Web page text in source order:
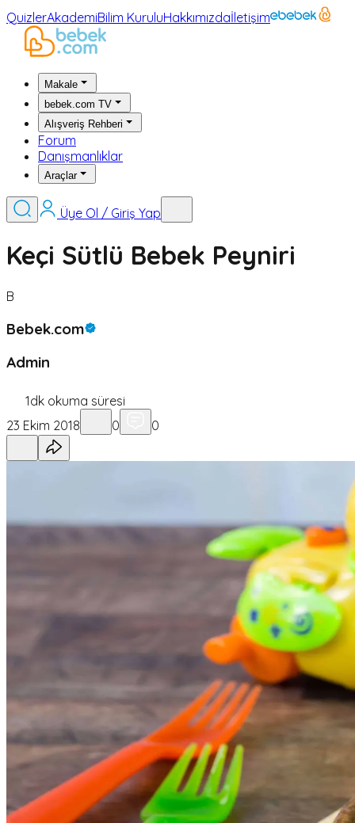
QuizlerAkademiBilim KuruluHakkımızdaİletişim
Makale
bebek.com TV
Alışveriş Rehberi
Forum
Danışmanlıklar
Araçlar
Üye Ol / Giriş Yap
Keçi Sütlü Bebek Peyniri
B
Bebek.com
Admin
1dk okuma süresi
23 Ekim 2018
0 0